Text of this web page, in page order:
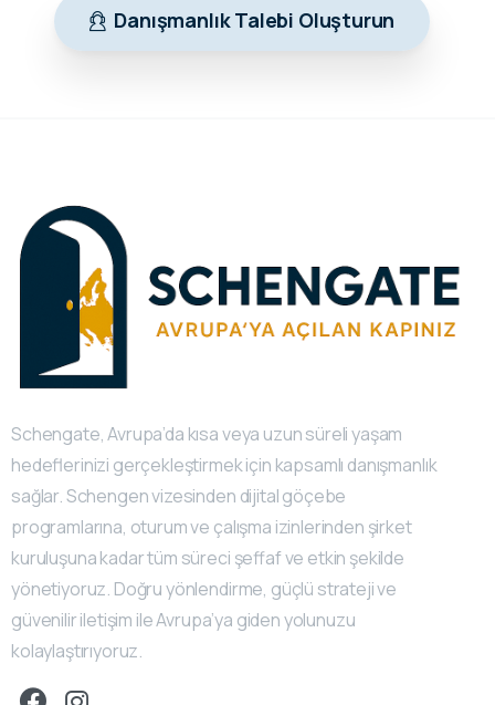
Danışmanlık Talebi Oluşturun
Schengate, Avrupa’da kısa veya uzun süreli yaşam
hedeflerinizi gerçekleştirmek için kapsamlı danışmanlık
sağlar. Schengen vizesinden dijital göçebe
programlarına, oturum ve çalışma izinlerinden şirket
kuruluşuna kadar tüm süreci şeffaf ve etkin şekilde
yönetiyoruz. Doğru yönlendirme, güçlü strateji ve
güvenilir iletişim ile Avrupa’ya giden yolunuzu
kolaylaştırıyoruz.